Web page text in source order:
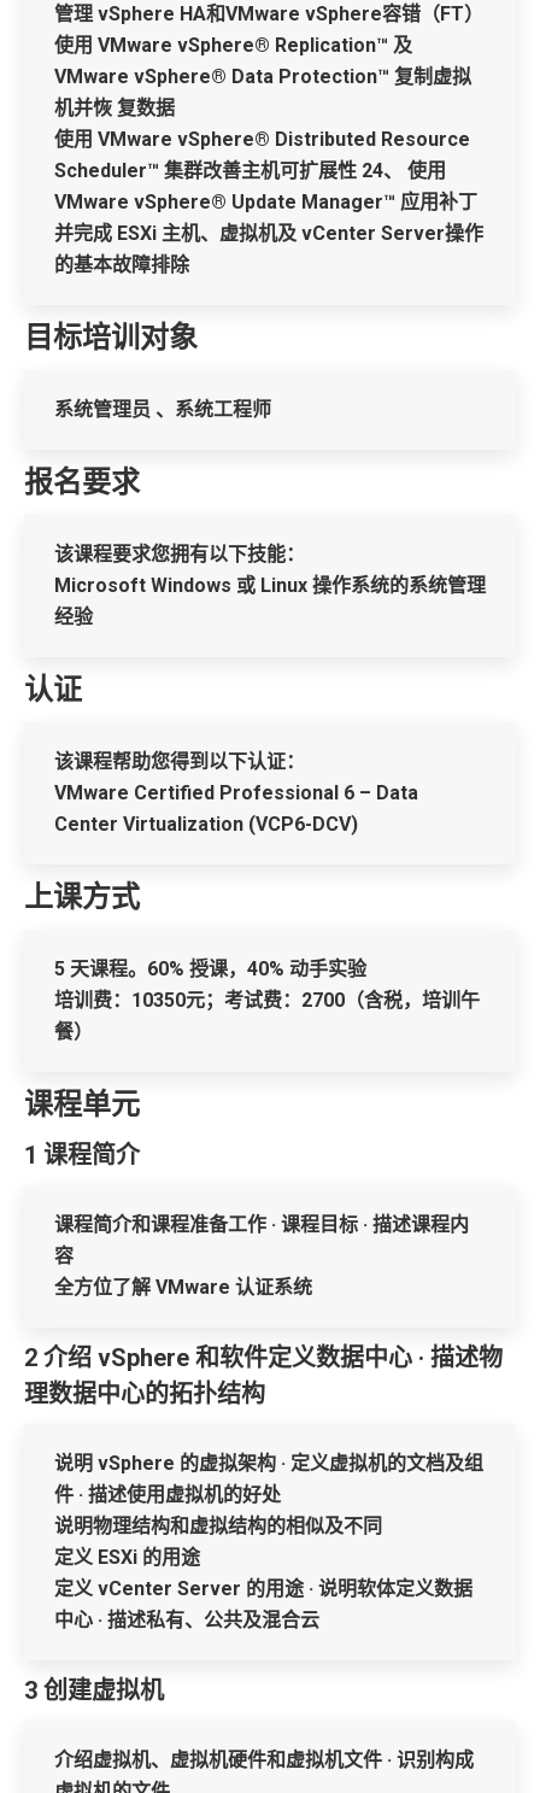
管理 vSphere HA和VMware vSphere容错（FT）
使用 VMware vSphere® Replication™ 及
VMware vSphere® Data Protection™ 复制虚拟
机并恢 复数据
使用 VMware vSphere® Distributed Resource
Scheduler™ 集群改善主机可扩展性 24、 使用
VMware vSphere® Update Manager™ 应用补丁
并完成 ESXi 主机、虚拟机及 vCenter Server操作
的基本故障排除
目标培训对象
系统管理员 、系统工程师
报名要求
该课程要求您拥有以下技能：
Microsoft Windows 或 Linux 操作系统的系统管理
经验
认证
该课程帮助您得到以下认证：
VMware Certified Professional 6 – Data
Center Virtualization (VCP6-DCV)
上课方式
5 天课程。60% 授课，40% 动手实验
培训费：10350元；考试费：2700（含税，培训午
餐）
课程单元
1 课程简介
课程简介和课程准备工作 · 课程目标 · 描述课程内
容
全方位了解 VMware 认证系统
2 介绍 vSphere 和软件定义数据中心 · 描述物
理数据中心的拓扑结构
说明 vSphere 的虚拟架构 · 定义虚拟机的文档及组
件 · 描述使用虚拟机的好处
说明物理结构和虚拟结构的相似及不同
定义 ESXi 的用途
定义 vCenter Server 的用途 · 说明软体定义数据
中心 · 描述私有、公共及混合云
3 创建虚拟机
介绍虚拟机、虚拟机硬件和虚拟机文件 · 识别构成